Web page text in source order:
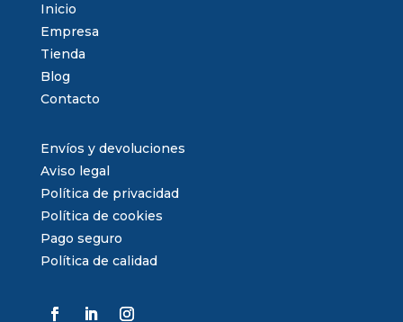
Inicio
Empresa
Tienda
Blog
Contacto
Envíos y devoluciones
Aviso legal
Política de privacidad
Política de cookies
Pago seguro
Política de calidad